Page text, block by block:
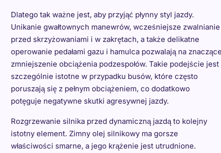
Dlatego tak ważne jest, aby przyjąć płynny styl jazdy.
Unikanie gwałtownych manewrów, wcześniejsze zwalnianie
przed skrzyżowaniami i w zakrętach, a także delikatne
operowanie pedałami gazu i hamulca pozwalają na
zmniejszenie obciążenia podzespołów. Takie podejście jest
szczególnie istotne w przypadku busów, które często
poruszają się z pełnym obciążeniem, co dodatkowo
potęguje negatywne skutki agresywnej jazdy.
Rozgrzewanie silnika przed dynamiczną jazdą to kolejny
istotny element. Zimny olej silnikowy ma gorsze
właściwości smarne, a jego krążenie jest utrudnione.